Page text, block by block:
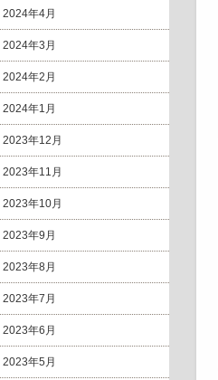
2024年4月
2024年3月
2024年2月
2024年1月
2023年12月
2023年11月
2023年10月
2023年9月
2023年8月
2023年7月
2023年6月
2023年5月